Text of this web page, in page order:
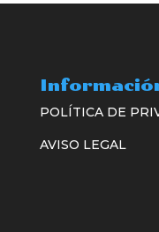
POLÍTICA DE
AVISO LEGAL